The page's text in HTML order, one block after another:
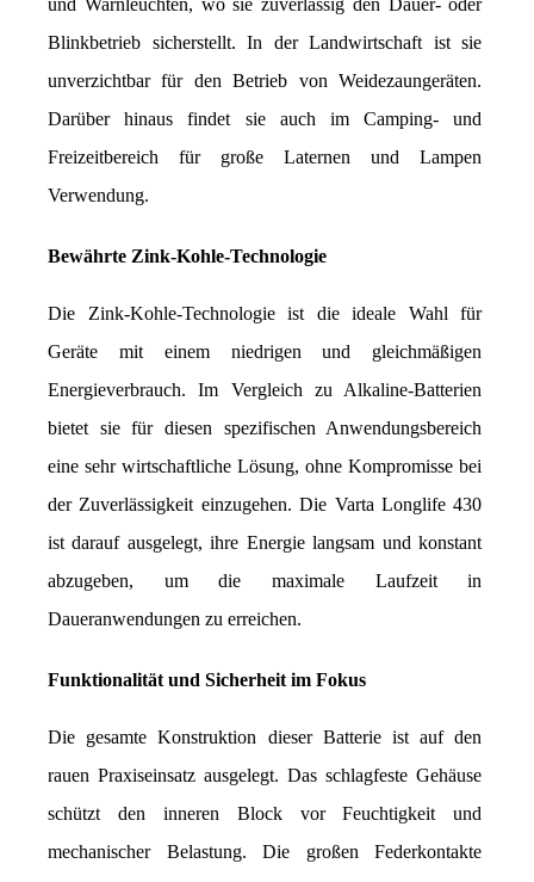
Blinkbetrieb sicherstellt. In der Landwirtschaft ist sie
unverzichtbar für den Betrieb von Weidezaungeräten.
Darüber hinaus findet sie auch im Camping- und
Freizeitbereich für große Laternen und Lampen
Verwendung.
Bewährte Zink-Kohle-Technologie
Die Zink-Kohle-Technologie ist die ideale Wahl für
Geräte mit einem niedrigen und gleichmäßigen
Energieverbrauch. Im Vergleich zu Alkaline-Batterien
bietet sie für diesen spezifischen Anwendungsbereich
eine sehr wirtschaftliche Lösung, ohne Kompromisse bei
der Zuverlässigkeit einzugehen. Die Varta Longlife 430
ist darauf ausgelegt, ihre Energie langsam und konstant
abzugeben, um die maximale Laufzeit in
Daueranwendungen zu erreichen.
Funktionalität und Sicherheit im Fokus
Die gesamte Konstruktion dieser Batterie ist auf den
rauen Praxiseinsatz ausgelegt. Das schlagfeste Gehäuse
schützt den inneren Block vor Feuchtigkeit und
mechanischer Belastung. Die großen Federkontakte